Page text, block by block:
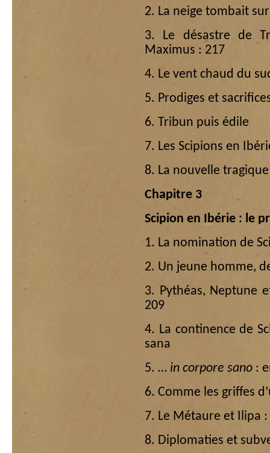
2. La neige tombait
3. Le désastre de
Maximus : 217
4. Le vent chaud du
5. Prodiges et
6. Tribun puis édile
7. Les Scipions en
8. La nouvelle
Chapitre 3
Scipion en Ibérie : le
1. La nomination de
2. Un jeune homme,
3. Pythéas, Neptune
209
4. La continence de
sana
5. … in corpore sano :
6. Comme les griffes
7. Le Métaure et Ilipa :
8. Diplomaties et